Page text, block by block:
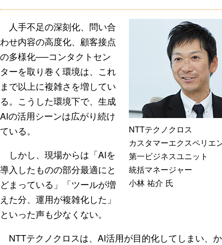
NTTテクノクロス
カスタマーエクスペリエ
第一ビジネスユニット
統括マネージャー
小林 祐介 氏
人手不足の深刻化、問い合
わせ内容の高度化、顧客接点
の多様化──コンタクトセン
ターを取り巻く環境は、これ
まで以上に複雑さを増してい
る。こうした環境下で、生成
AIの活用シーンは広がり続け
ている。
しかし、現場からは「AIを
導入したものの部分最適にと
どまっている」「ツールが増
えた分、運用が複雑化した」
といった声も少なくない。
NTTテクノクロスは、AI活用が目的化してしまい、